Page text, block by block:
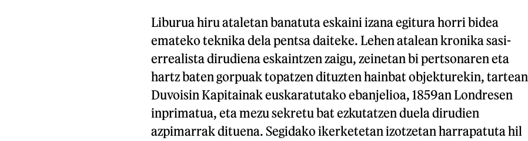
Liburua hiru ataletan banatuta eskaini izana egitura horri bidea
emateko teknika dela pentsa daiteke. Lehen atalean kronika sasi-
errealista dirudiena eskaintzen zaigu, zeinetan bi pertsonaren eta
hartz baten gorpuak topatzen dituzten hainbat objekturekin, tartean
Duvoisin Kapitainak euskaratutako ebanjelioa, 1859an Londresen
inprimatua, eta mezu sekretu bat ezkutatzen duela dirudien
azpimarrak dituena. Segidako ikerketetan izotzetan harrapatuta hil